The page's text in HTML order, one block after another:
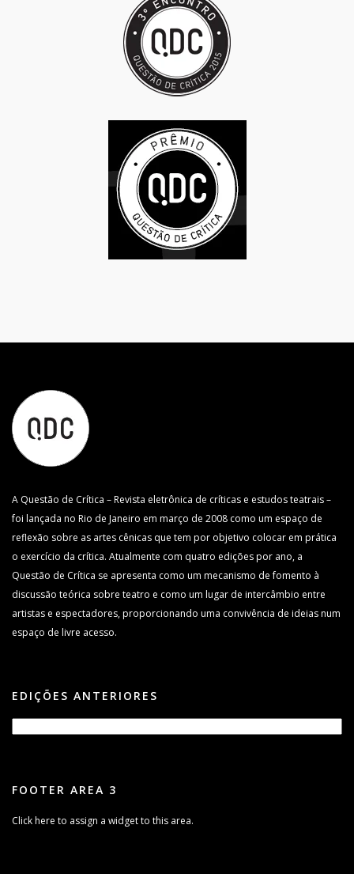
A Questão de Crítica – Revista eletrônica de críticas e estudos teatrais –
foi lançada no Rio de Janeiro em março de 2008 como um espaço de
reflexão sobre as artes cênicas que tem por objetivo colocar em prática
o exercício da crítica. Atualmente com quatro edições por ano, a
Questão de Crítica se apresenta como um mecanismo de fomento à
discussão teórica sobre teatro e como um lugar de intercâmbio entre
artistas e espectadores, proporcionando uma convivência de ideias num
espaço de livre acesso.
EDIÇÕES ANTERIORES
FOOTER AREA 3
Click here to assign a widget to this area.